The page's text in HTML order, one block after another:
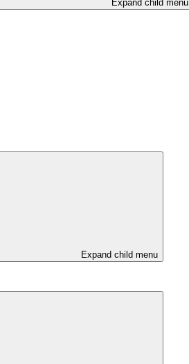
Expand child menu
Expand child menu